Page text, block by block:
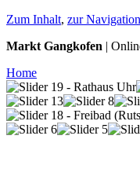
Zum Inhalt, zur Navigation
Markt Gangkofen |
Home